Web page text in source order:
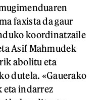
faxista da gaur
koordinatzaile
Asif Mahmudek
abolitu eta
dutela. «Gauerako
eta indarrez